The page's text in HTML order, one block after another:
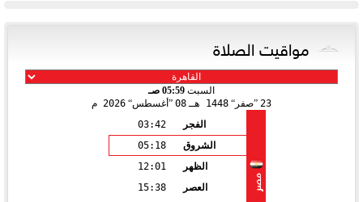
مواقيت الصلاة
السبت 05:59 صـ
23 صفر 1448 هـ 08 أغسطس 2026 م
مصر
الفجر
03:42
الشروق
05:18
الظهر
12:01
العصر
15:38